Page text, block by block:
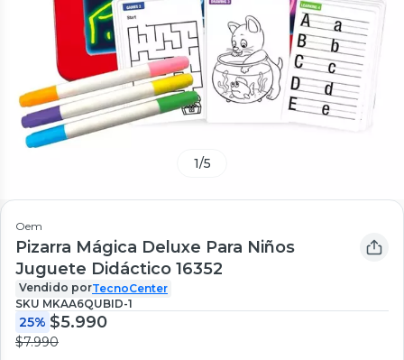
1/5
Oem
Pizarra Mágica Deluxe Para Niños
Juguete Didáctico 16352
Vendido porTecnoCenter
SKU MKAA6QUBID-1
25% $5.990
$7.990